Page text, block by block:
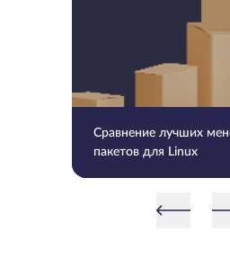
Сравнение лучших
пакетов для Linux